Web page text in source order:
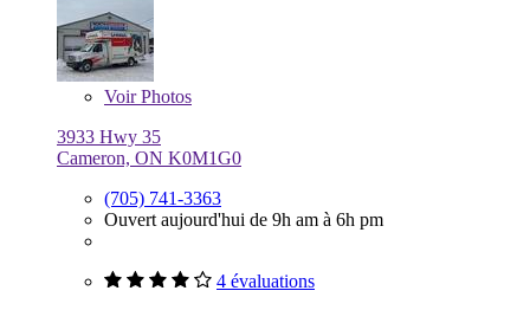
VoirPhotos
3933 Hwy 35
Cameron, ON K0M1G0
(705) 741-3363
Ouvert aujourd'hui de 9h am à 6h pm
4 évaluations